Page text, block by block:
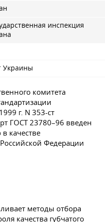
инспекция
Украины
комитета
г. N 353-ст
ГОСТ 23780–96 введен
качестве
Российской Федерации
методы отбора
качества губчатого